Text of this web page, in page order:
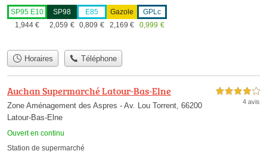
SP95 E10
1,944 €
SP98
2,059 €
E85
0,809 €
Gazole
2,169 €
GPLc
0,999 €
Horaires Téléphone
Auchan Supermarché Latour-Bas-Elne
Zone Aménagement des Aspres - Av. Lou Torrent, 66200
Latour-Bas-Elne
Ouvert en continu
4,0 étoiles sur 5
4 avis
Station de supermarché